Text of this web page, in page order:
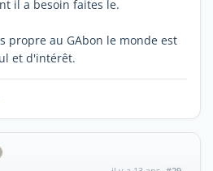
il a besoin faites le.
propre au GAbon le monde est
et d'intérêt.